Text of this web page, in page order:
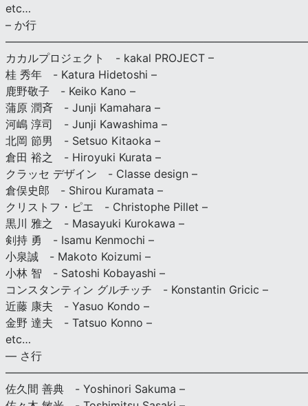
etc…
– か行
カカルプロジェクト - kakal PROJECT –
桂 秀年 - Katura Hidetoshi –
鹿野敬子 - Keiko Kano –
蒲原 潤斉 - Junji Kamahara –
河嶋 淳司 - Junji Kawashima –
北岡 節男 - Setsuo Kitaoka –
倉田 裕之 - Hiroyuki Kurata –
クラッセ デザイン - Classe design –
倉俣史郎 - Shirou Kuramata –
クリストフ・ピエ - Christophe Pillet –
黒川 雅之 - Masayuki Kurokawa –
剣持 勇 - Isamu Kenmochi –
小泉誠 - Makoto Koizumi –
小林 智 - Satoshi Kobayashi –
コンスタンティン グルチッチ - Konstantin Gricic –
近藤 康夫 - Yasuo Kondo –
金野 達夫 - Tatsuo Konno –
etc…
— さ行
佐久間 善典 - Yoshinori Sakuma –